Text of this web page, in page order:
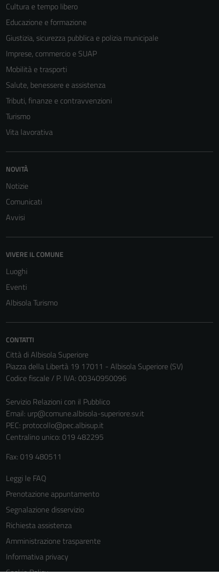
Cultura e tempo libero
Educazione e formazione
Giustizia, sicurezza pubblica e polizia municipale
Imprese, commercio e SUAP
Mobilità e trasporti
Salute, benessere e assistenza
Tributi, finanze e contravvenzioni
Turismo
Vita lavorativa
NOVITÀ
Notizie
Comunicati
Avvisi
VIVERE IL COMUNE
Luoghi
Eventi
Albisola Turismo
CONTATTI
Città di Albisola Superiore
Piazza della Libertà 19 17011 - Albisola Superiore (SV)
Codice fiscale / P. IVA: 00340950096
Servizio Relazioni con il Pubblico
Email: urp@comune.albisola-superiore.sv.it
PEC: protocollo@pec.albisup.it
Centralino unico: 019 482295
Fax: 019 480511
Leggi le FAQ
Prenotazione appuntamento
Segnalazione disservizio
Richiesta assistenza
Amministrazione trasparente
Informativa privacy
Cookie Policy
sono necessari
per il
possono